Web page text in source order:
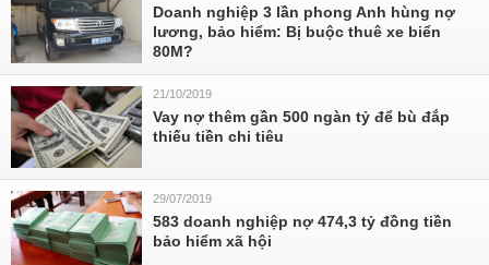
Doanh nghiệp 3 lần phong Anh hùng nợ
lương, bảo hiểm: Bị buộc thuê xe biển
80M?
21/10/2019
Vay nợ thêm gần 500 ngàn tỷ để bù đắp
thiếu tiền chi tiêu
29/07/2019
583 doanh nghiệp nợ 474,3 tỷ đồng tiền
bảo hiểm xã hội